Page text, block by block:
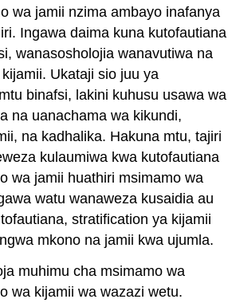
wa jamii nzima ambayo inafanya
Ingawa daima kuna kutofautiana
wanasosholojia wanavutiwa na
Ukataji sio juu ya
binafsi, lakini kuhusu usawa wa
na uanachama wa kikundi,
na kadhalika. Hakuna mtu, tajiri
kulaumiwa kwa kutofautiana
wa jamii huathiri msimamo wa
watu wanaweza kusaidia au
stratification ya kijamii
mkono na jamii kwa ujumla.
muhimu cha msimamo wa
wa kijamii wa wazazi wetu.